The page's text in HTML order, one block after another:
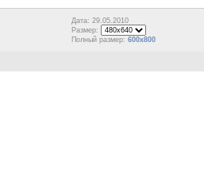
Дата: 29.05.2010
Размер:
Полный размер: 600x800